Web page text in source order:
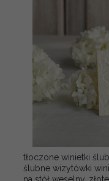
tłoczone winietki
ślubne wizytówki